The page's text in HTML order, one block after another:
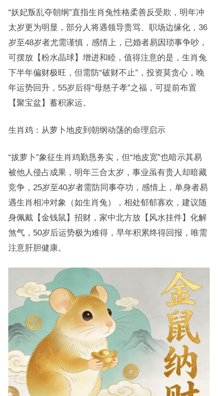
“妖妃叛乱夺朝纲”直指生肖兔性格柔善反受欺，明年冲
太岁更为明显，部分人将遇领导责骂、职场边缘化，36
岁至48岁者尤需谨慎，感情上，已婚者易因琐事争吵，
可摆放【粉水晶球】增进和睦，值得注意的是，生肖兔
下半年偏财极旺，但需防“破财不止”，投资莫贪心，晚
年运势回升，55岁后得“母慈子孝”之福，可提前布置
【聚宝盆】蓄积家运。
生肖鸡：从萝卜地皮到朝纲动荡的命理启示
“拔萝卜”象征生肖鸡勤恳务实，但“地皮宽”也暗示其易
被他人侵占成果，明年三合太岁，事业虽有贵人却暗藏
竞争，25岁至40岁者需防同事夺功，感情上，单身者易
遇生肖相冲对象（如生肖兔），相处郁郁寡欢，建议随
身佩戴【金钱鼠】招财，家中北方放【风水挂件】化解
煞气，50岁后运势极为难得，早年积累终得回报，唯需
注意肝胆健康。